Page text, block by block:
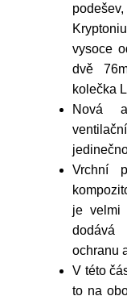
vysoce
dvě
kolečka
Nová
Vrchní
je velmi
ochranu
V této
to na